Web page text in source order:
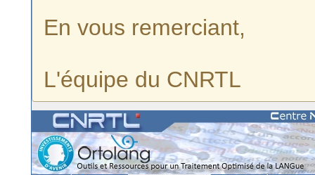
En vous remerciant,
L'équipe du CNRTL